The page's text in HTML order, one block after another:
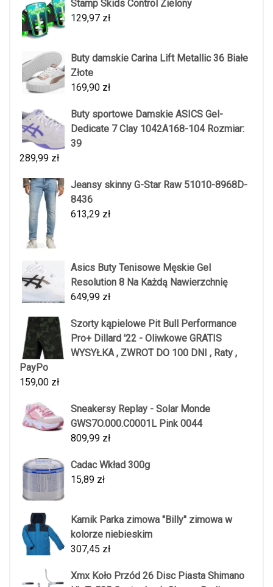
Stamp Skids Control Zielony
129,97 zł
Buty damskie Carina Lift Metallic 36 Białe
Złote
169,90 zł
Buty sportowe Damskie ASICS Gel-
Dedicate 7 Clay 1042A168-104 Rozmiar:
39
289,99 zł
Jeansy skinny G-Star Raw 51010-8968D-
8436
613,29 zł
Asics Buty Tenisowe Męskie Gel
Resolution 8 Na Każdą Nawierzchnię
649,99 zł
Szorty kąpielowe Pit Bull Performance
Pro+ Dillard '22 - Oliwkowe GRATIS
WYSYŁKA , ZWROT DO 100 DNI , Raty ,
PayPo
159,00 zł
Sneakersy Replay - Solar Monde
GWS7O.000.C0001L Pink 0044
809,99 zł
Cadac Wkład 300g
15,89 zł
Kamik Parka zimowa "Billy" zimowa w
kolorze niebieskim
307,45 zł
Xmx Koło Przód 26 Disc Piasta Shimano